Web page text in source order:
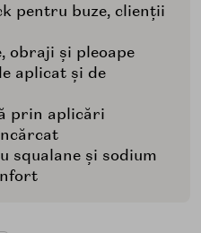
pentru buze, clienții
obraji și pleoape
aplicat și de
prin aplicări
squalane și sodium